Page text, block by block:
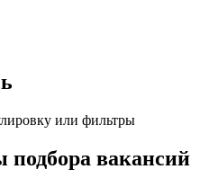
или фильтры
вакансий